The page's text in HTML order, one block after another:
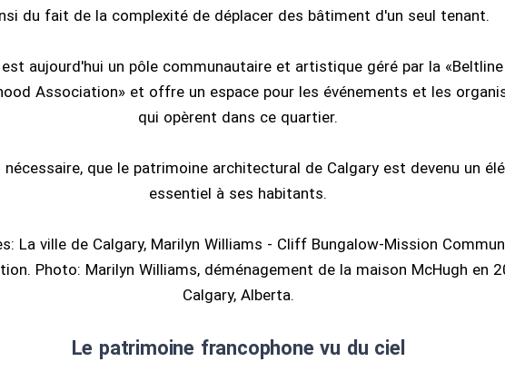
du fait de la complexité de déplacer des bâtiment d'un seul tenant.
est aujourd'hui un pôle communautaire et artistique géré par la «Beltline
Association» et offre un espace pour les événements et les
qui opèrent dans ce quartier.
nécessaire, que le patrimoine architectural de Calgary est devenu un
essentiel à ses habitants.
La ville de Calgary, Marilyn Williams - Cliff Bungalow-Mission
Photo: Marilyn Williams, déménagement de la maison McHugh en
Calgary, Alberta.
Le patrimoine francophone vu du ciel